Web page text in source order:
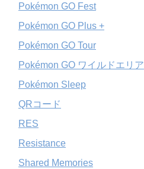
Pokémon GO Fest
Pokémon GO Plus +
Pokémon GO Tour
Pokémon GO ワイルドエリア
Pokémon Sleep
QRコード
RES
Resistance
Shared Memories